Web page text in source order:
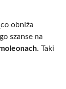
obniża
szanse na
. Taki